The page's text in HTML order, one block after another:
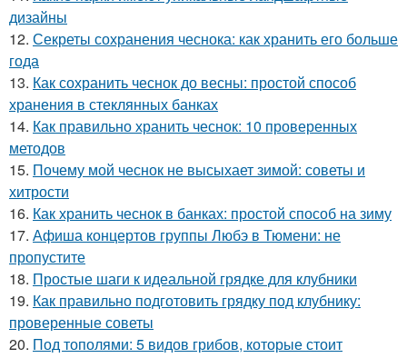
дизайны
12. Секреты сохранения чеснока: как хранить его больше
года
13. Как сохранить чеснок до весны: простой способ
хранения в стеклянных банках
14. Как правильно хранить чеснок: 10 проверенных
методов
15. Почему мой чеснок не высыхает зимой: советы и
хитрости
16. Как хранить чеснок в банках: простой способ на зиму
17. Афиша концертов группы Любэ в Тюмени: не
пропустите
18. Простые шаги к идеальной грядке для клубники
19. Как правильно подготовить грядку под клубнику:
проверенные советы
20. Под тополями: 5 видов грибов, которые стоит